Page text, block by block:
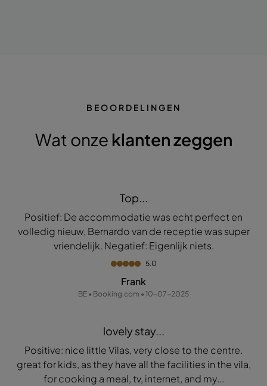
BEOORDELINGEN
Wat onze klanten zeggen
Top...
Positief: De accommodatie was echt perfect en
volledig nieuw, Bernardo van de receptie was super
vriendelijk. Negatief: Eigenlijk niets.
5.0
Frank
BE • Booking.com • 10-07-2025
lovely stay...
Positive: nice little Vilas, very close to the centre.
great for kids, as they have all the facilities in the vila,
for cooking a meal, tv, internet, and my...